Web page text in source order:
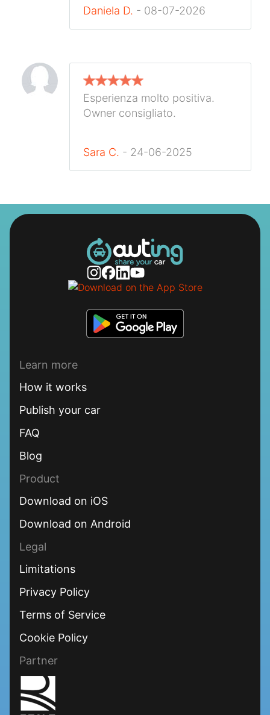
Daniela D. - 08-07-2026
Esperienza molto positiva.
Owner consigliato.
Sara C. - 24-06-2025
Learn more
How it works
Publish your car
FAQ
Blog
Product
Download on iOS
Download on Android
Legal
Limitations
Privacy Policy
Terms of Service
Cookie Policy
Partner